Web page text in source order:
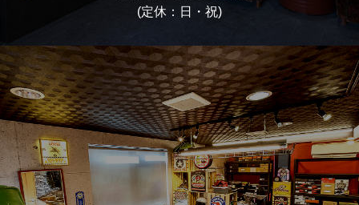
(定休：日・祝)